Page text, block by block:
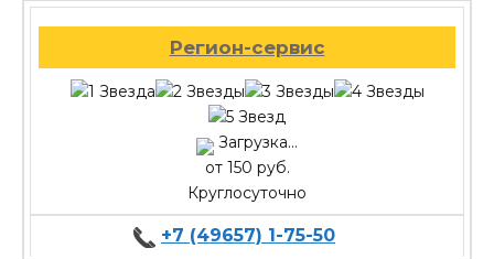
Регион-сервис
Загрузка...
от 150 руб.
Круглосуточно
+7 (49657) 1-75-50